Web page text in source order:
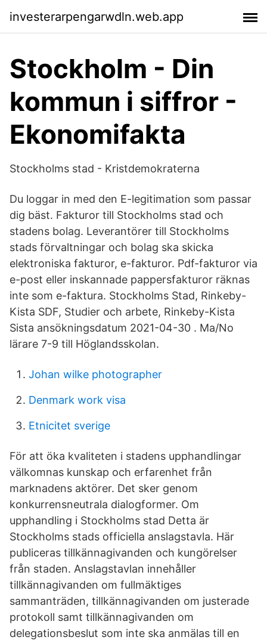
investerarpengarwdln.web.app
Stockholm - Din
kommun i siffror -
Ekonomifakta
Stockholms stad - Kristdemokraterna
Du loggar in med den E-legitimation som passar
dig bäst. Fakturor till Stockholms stad och
stadens bolag. Leverantörer till Stockholms
stads förvaltningar och bolag ska skicka
elektroniska fakturor, e-fakturor. Pdf-fakturor via
e-post eller inskannade pappersfakturor räknas
inte som e-faktura. Stockholms Stad, Rinkeby-
Kista SDF, Studier och arbete, Rinkeby-Kista
Sista ansökningsdatum 2021-04-30 . Ma/No
lärare 7-9 till Höglandsskolan.
Johan wilke photographer
Denmark work visa
Etnicitet sverige
För att öka kvaliteten i stadens upphandlingar
välkomnas kunskap och erfarenhet från
marknadens aktörer. Det sker genom
konkurrensneutrala dialogformer. Om
upphandling i Stockholms stad Detta är
Stockholms stads officiella anslagstavla. Här
publiceras tillkännagivanden och kungörelser
från staden. Anslagstavlan innehåller
tillkännagivanden om fullmäktiges
sammanträden, tillkännagivanden om justerade
protokoll samt tillkännagivanden om
delegationsbeslut som inte ska anmälas till en